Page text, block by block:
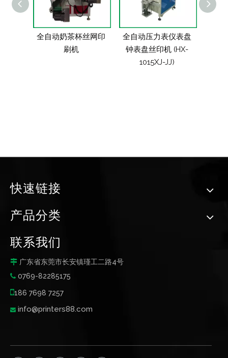
全自动奶茶杯丝网印
刷机
全自动压力表仪表盘
钟表盘丝印机 (HX-
1015XJ-JJ)
快速链接
产品分类
联系我们
 广东省东莞市长安镇瑾工二路4号
 0769-82285175
186 7698 7257
 info@printers88.com